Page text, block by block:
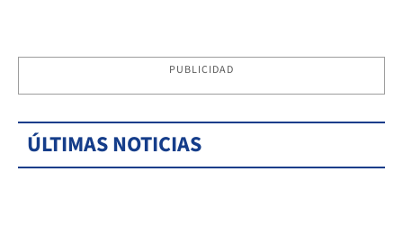
PUBLICIDAD
ÚLTIMAS NOTICIAS